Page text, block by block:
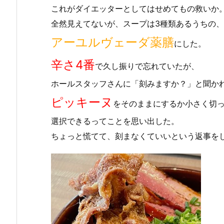
これがダイエッターとしてはせめてもの救いか
全然見えてないが、スープは3種類あるうちの、
アーユルヴェーダ薬膳にした。
辛さ4番で久し振りで忘れていたが、
ホールスタッフさんに「刻みますか？」と聞かれ
ピッキーヌ をそのままにするか小さく切
選択できるってことを思い出した。
ちょっと慌てて、刻まなくていいという返事を